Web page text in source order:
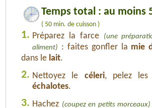
Temps total : au moins
( 50 min. de cuisson )
1. Préparez la farce
(une
aliment) : faites gonfler la mie
dans le lait.
2. Nettoyez le céleri, pelez
échalotes.
3. Hachez (coupez en petits morceaux)